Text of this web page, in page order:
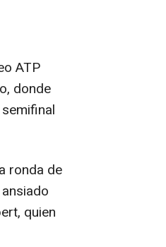
ATP
donde
ronda de
quien